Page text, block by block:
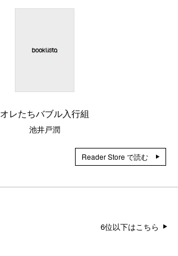
オレたちバブル入行組
池井戸潤
Reader Store で読む
6位以下はこちら